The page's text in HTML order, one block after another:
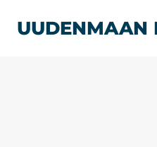
sisältöön
UUDENMAAN